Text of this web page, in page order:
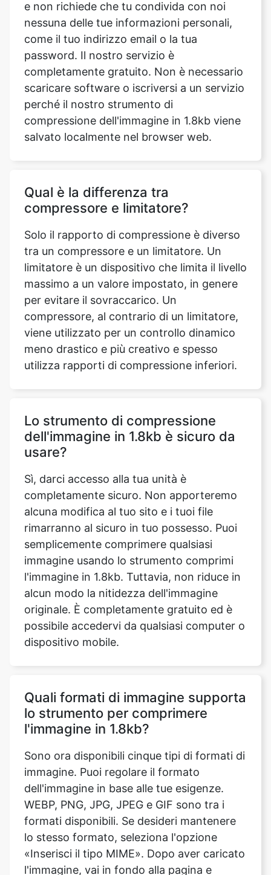
password. Il nostro servizio è
completamente gratuito. Non è necessario
scaricare software o iscriversi a un servizio
perché il nostro strumento di
compressione dell'immagine in 1.8kb viene
salvato localmente nel browser web.
Qual è la differenza tra
Solo il rapporto di compressione è diverso
tra un compressore e un limitatore. Un
massimo a un valore impostato, in genere
per evitare il sovraccarico. Un
compressore, al contrario di un limitatore,
viene utilizzato per un controllo dinamico
meno drastico e più creativo e spesso
utilizza rapporti di compressione inferiori.
Lo strumento di compressione
Sì, darci accesso alla tua unità è
completamente sicuro. Non apporteremo
rimarranno al sicuro in tuo possesso. Puoi
semplicemente comprimere qualsiasi
immagine usando lo strumento comprimi
l'immagine in 1.8kb. Tuttavia, non riduce in
alcun modo la nitidezza dell'immagine
originale. È completamente gratuito ed è
possibile accedervi da qualsiasi computer o
dispositivo mobile.
Quali formati di immagine supporta
Sono ora disponibili cinque tipi di formati di
immagine. Puoi regolare il formato
WEBP, PNG, JPG, JPEG e GIF sono tra i
formati disponibili. Se desideri mantenere
lo stesso formato, seleziona l'opzione
«Inserisci il tipo MIME». Dopo aver caricato
l'immagine, vai in fondo alla pagina e
seleziona l'opzione «Tipo Mime», quindi
salva le modifiche.